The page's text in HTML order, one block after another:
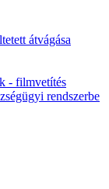
átvágása
- filmvetítés
rendszerbe